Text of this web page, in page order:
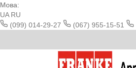
Мова:
UA RU
(099) 014-29-27
(067) 955-15-51